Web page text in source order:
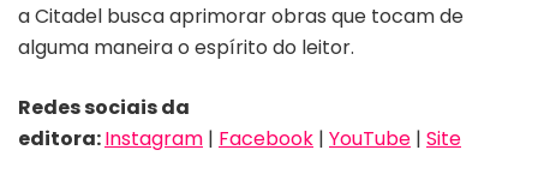
a Citadel busca aprimorar obras que tocam de
alguma maneira o espírito do leitor.
Redes sociais da
editora:Instagram | Facebook | YouTube | Site